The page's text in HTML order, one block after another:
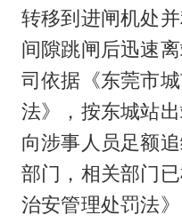
转移到进闸机处
间隙跳闸后迅速
司依据《东莞市
法》，按东城站
向涉事人员足额
部门，相关部门
治安管理处罚法